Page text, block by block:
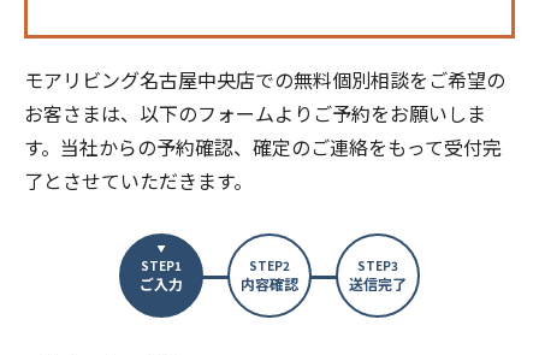
モアリビング名古屋中央店での無料個別相談をご希望の
お客さまは、以下のフォームよりご予約をお願いしま
す。当社からの予約確認、確定のご連絡をもって受付完
了とさせていただきます。
STEP1
ご入力
STEP2
内容確認
STEP3
送信完了